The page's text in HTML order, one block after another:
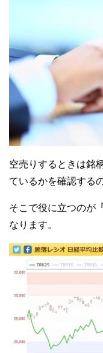
空売りするときは銘
ているかを確認する
そこで役に立つのが
なります。